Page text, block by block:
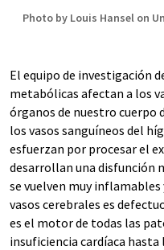
Photo by Louis Hansel on
El equipo de investigación
metabólicas afectan a los
órganos de nuestro cuerpo
los vasos sanguíneos del
esfuerzan por procesar el
desarrollan una disfunción
se vuelven muy
vasos cerebrales es
es el motor de todas las
insuficiencia cardíaca